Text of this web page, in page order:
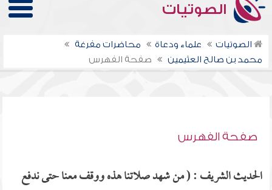
الصوتيات
الصوتيات علماء ودعاة
محاضرات مفرغة
محمد بن صالح العثيمين
صفحة الفهرس
صفحة الفهرس
الحديث الشريف : ( من شهد صلاتنا هذه ووقف معنا حتى ندفع